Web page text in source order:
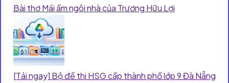
Bài thơ Mái ấm ngôi nhà của Trương Hữu Lợi
[Tải ngay] Bộ đề thi HSG cấp thành phố lớp 9 Đà Nẵng